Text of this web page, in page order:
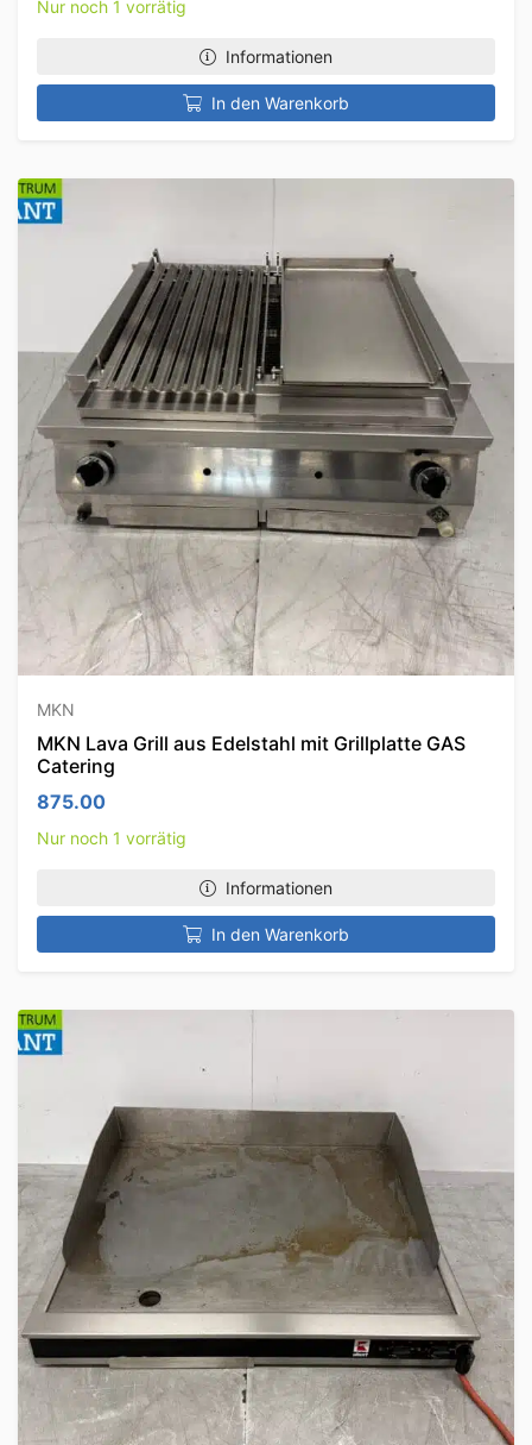
Nur noch 1 vorrätig
Informationen
In den Warenkorb
MKN
MKN Lava Grill aus Edelstahl mit Grillplatte GAS
Catering
875.00
Nur noch 1 vorrätig
Informationen
In den Warenkorb